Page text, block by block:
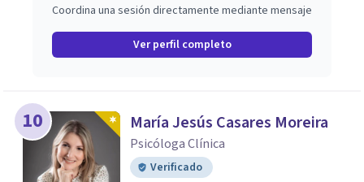
Coordina una sesión directamente mediante mensaje
Ver perfil completo
10 María Jesús Casares Moreira
Psicóloga Clínica
Verificado